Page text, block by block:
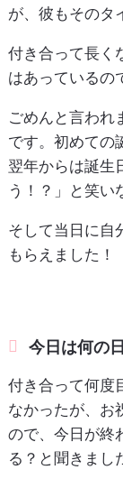
が、彼もそのタ
付き合って長く
はあっているの
ごめんと言われ
です。初めての
翌年からは誕生
う！？」と笑い
そして当日に自
もらえました！
今日は何の
付き合って何度
なかったが、お
ので、今日が終
る？と聞きまし